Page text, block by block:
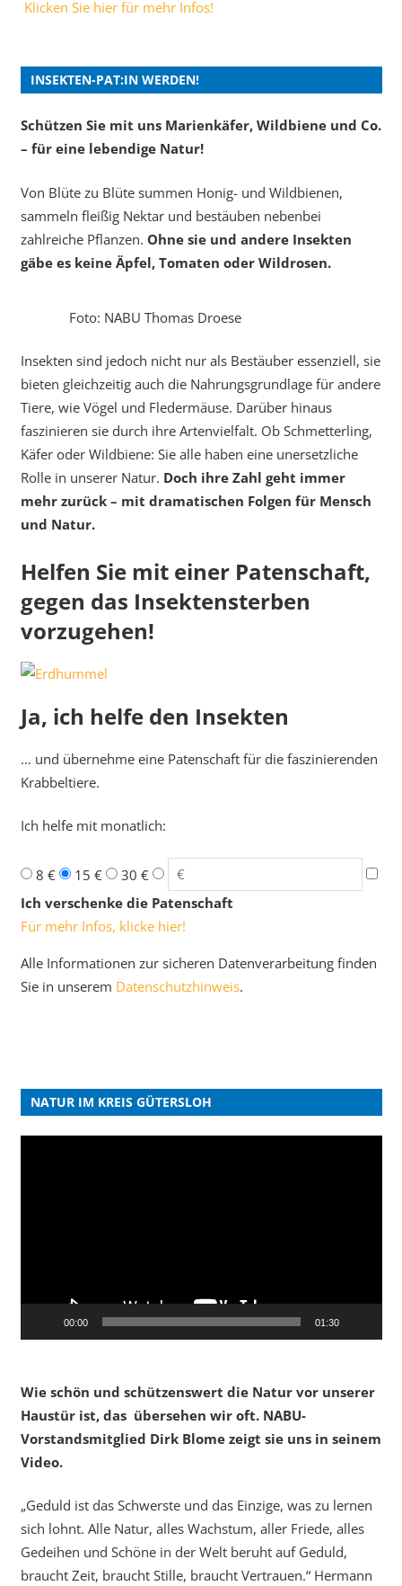
Klicken Sie hier für mehr Infos!
INSEKTEN-PAT:IN WERDEN!
Schützen Sie mit uns Marienkäfer, Wildbiene und Co.
– für eine lebendige Natur!
Von Blüte zu Blüte summen Honig- und Wildbienen,
sammeln fleißig Nektar und bestäuben nebenbei
zahlreiche Pflanzen. Ohne sie und andere Insekten
gäbe es keine Äpfel, Tomaten oder Wildrosen.
Foto: NABU Thomas Droese
Insekten sind jedoch nicht nur als Bestäuber essenziell, sie
bieten gleichzeitig auch die Nahrungsgrundlage für andere
Tiere, wie Vögel und Fledermäuse. Darüber hinaus
faszinieren sie durch ihre Artenvielfalt. Ob Schmetterling,
Käfer oder Wildbiene: Sie alle haben eine unersetzliche
Rolle in unserer Natur. Doch ihre Zahl geht immer
mehr zurück – mit dramatischen Folgen für Mensch
und Natur.
Helfen Sie mit einer Patenschaft,
gegen das Insektensterben
vorzugehen!
Ja, ich helfe den Insekten
… und übernehme eine Patenschaft für die faszinierenden
Krabbeltiere.
Ich helfe mit monatlich:
8 € 15 €
30 €
Ich verschenke die Patenschaft
Für mehr Infos, klicke hier!
Alle Informationen zur sicheren Datenverarbeitung finden
Sie in unserem Datenschutzhinweis.
NATUR IM KREIS GÜTERSLOH
00:00 01:30
Wie schön und schützenswert die Natur vor unserer
Haustür ist, das übersehen wir oft. NABU-
Vorstandsmitglied Dirk Blome zeigt sie uns in seinem
Video.
„Geduld ist das Schwerste und das Einzige, was zu lernen
sich lohnt. Alle Natur, alles Wachstum, aller Friede, alles
Gedeihen und Schöne in der Welt beruht auf Geduld,
braucht Zeit, braucht Stille, braucht Vertrauen.“ Hermann